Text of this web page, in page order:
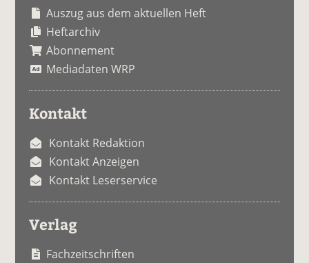
Auszug aus dem aktuellen Heft
Heftarchiv
Abonnement
Mediadaten WRP
Kontakt
Kontakt Redaktion
Kontakt Anzeigen
Kontakt Leserservice
Verlag
Fachzeitschriften